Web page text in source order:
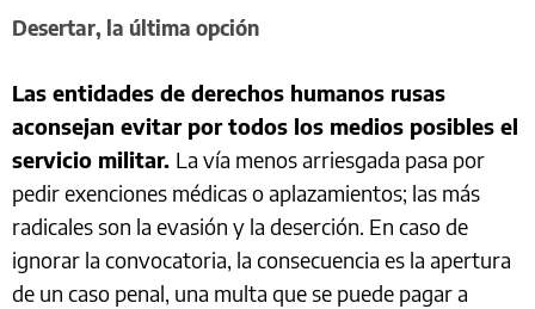
Desertar, la última opción
Las entidades de derechos humanos rusas
aconsejan evitar por todos los medios posibles el
servicio militar. La vía menos arriesgada pasa por
pedir exenciones médicas o aplazamientos; las más
radicales son la evasión y la deserción. En caso de
ignorar la convocatoria, la consecuencia es la apertura
de un caso penal, una multa que se puede pagar a